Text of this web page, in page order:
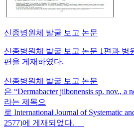
신종병원체 발굴 보고 논문
신종병원체 발굴 보고 논문 1편과 병
편을 게재하였다.
신종병원체 발굴 보고 논문
은 “Dermabacter jilbonensis sp. nov., a
라는 제목으
로 International Journal of Systematic
2577)에 게재되었다.